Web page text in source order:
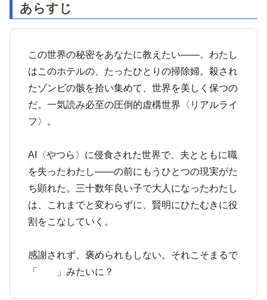
あらすじ
この世界の秘密をあなたに教えたい――。わたし
はこのホテルの、たったひとりの掃除婦。殺され
たゾンビの骸を拾い集めて、世界を美しく保つの
だ。一気読み必至の圧倒的虚構世界〈リアルライ
フ〉。
AI〈やつら〉に侵食された世界で、夫とともに職
を失ったわたし――の前にもうひとつの現実がた
ち顕れた。三十数年良い子で大人になったわたし
は、これまでと変わらずに、賢明にひたむきに役
割をこなしていく。
感謝されず、褒められもしない。それこそまるで
「 」みたいに？